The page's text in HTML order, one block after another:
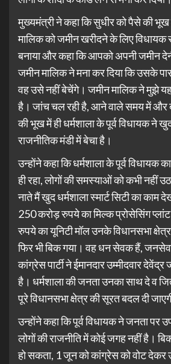
मुख्यमंत्री ने कहा कि सुधीर को पैसे की
मालिक को जमीन खरीदने के लिए
बनाया और कहा कि आपको अपनी जमीन
जमीन मालिक ने मना कर दिया कि उसके
वह उसे नहीं बेचेंगे। जमीन मालिक ने मुझे
है। जांच चल रही है, आने वाले समय में
की भूख में ही धर्मशाला के पूर्व विधायक ने
राजनीतिक मंडी में बेचा है।
उन्होंने कहा कि धर्मशाला के पूर्व विधायक
ही रहा, लोगों की समस्याओं को कभी नहीं
नाते मैं खुद धर्मशाला स्मार्ट सिटी का काम
250 करोड़ रुपये का मिल्क प्रोसेसिंग
रुपये का यूनिटी मॉल उनके विधानसभा
फिर भी बिक गया। वह धन सेवक हैं,
कांग्रेस पार्टी ने ईमानदार उम्मीदवार देवेंद्र
है। धर्मशाला की जनता उनका साथ दे व
पूरे विधानसभा क्षेत्र की सूरत बदल दी
उन्होंने कहा कि पूर्व विधायक ने जनता पर
लोगों की राजनीति में कोई जगह नहीं है।
हो सकता, 1 जून को कांग्रेस को वोट देकर